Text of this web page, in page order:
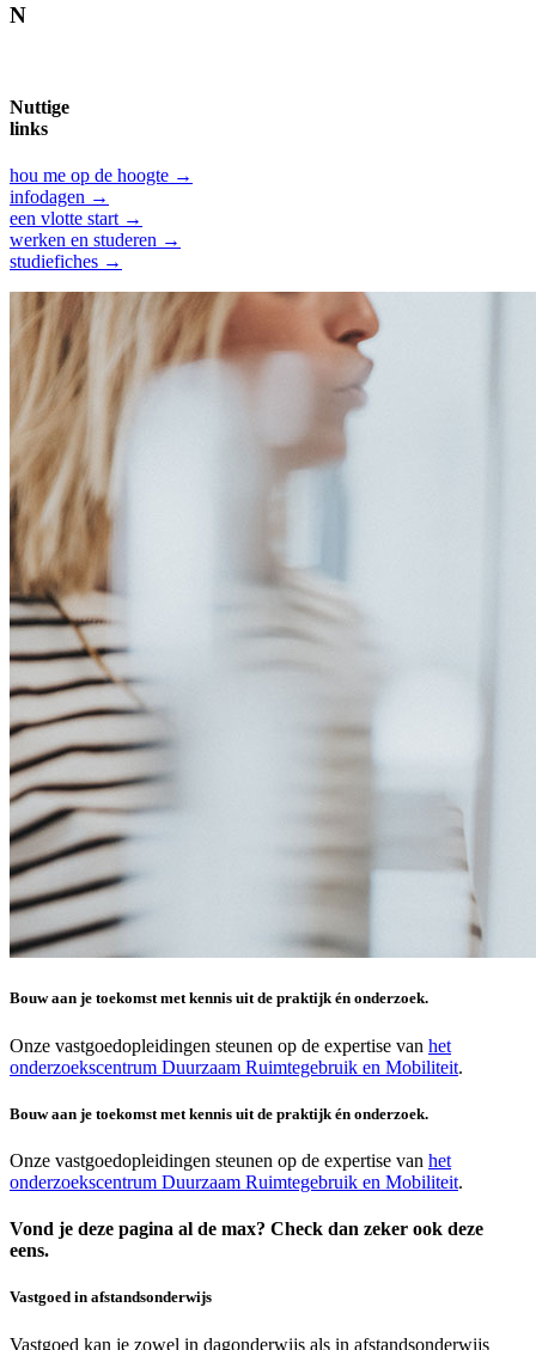
N
Nuttige
links
hou me op de hoogte →
infodagen →
een vlotte start →
werken en studeren →
studiefiches →
Bouw aan je toekomst met kennis uit de praktijk én onderzoek.
Onze vastgoedopleidingen steunen op de expertise van het
onderzoekscentrum Duurzaam Ruimtegebruik en Mobiliteit.
Bouw aan je toekomst met kennis uit de praktijk én onderzoek.
Onze vastgoedopleidingen steunen op de expertise van het
onderzoekscentrum Duurzaam Ruimtegebruik en Mobiliteit.
Vond je deze pagina al de max? Check dan zeker ook deze
eens.
Vastgoed in afstandsonderwijs
Vastgoed kan je zowel in dag­onderwijs als in afstands­onderwijs